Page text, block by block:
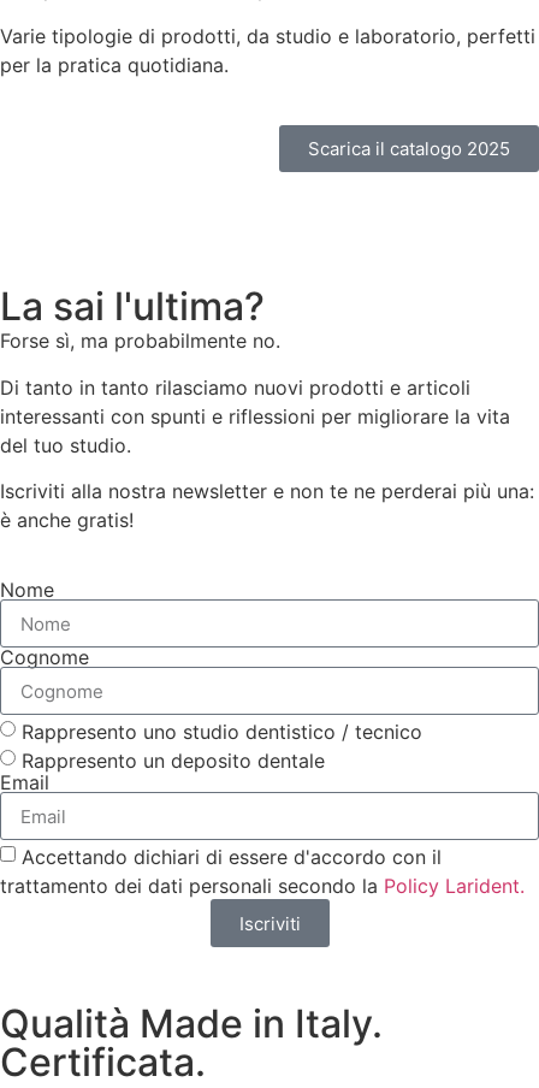
Varie tipologie di prodotti, da studio e laboratorio, perfetti
per la pratica quotidiana.
Scarica il catalogo 2025
La sai l'ultima?
Forse sì, ma probabilmente no.
Di tanto in tanto rilasciamo nuovi prodotti e articoli
interessanti con spunti e riflessioni per migliorare la vita
del tuo studio.
Iscriviti alla nostra newsletter e non te ne perderai più una:
è anche gratis!
Nome
Cognome
Rappresento uno studio dentistico / tecnico
Rappresento un deposito dentale
Email
Accettando dichiari di essere d'accordo con il
trattamento dei dati personali secondo la Policy Larident.
Iscriviti
Qualità Made in Italy.
Certificata.